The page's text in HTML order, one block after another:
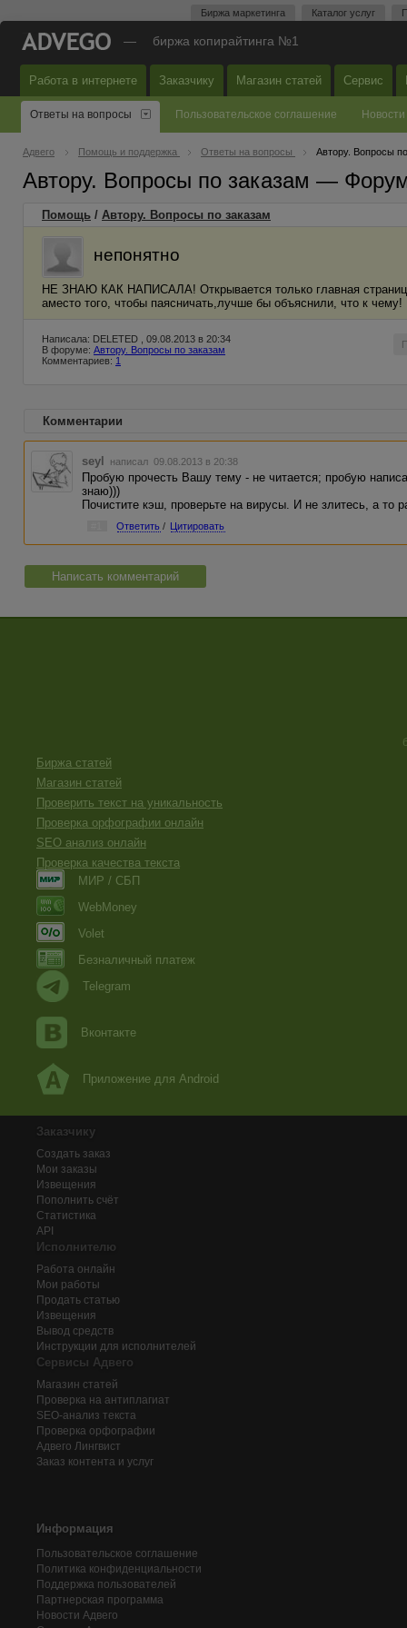
Биржа маркетинга Каталог услуг
— биржа копирайтинга №1
Работа в интернете Заказчику Магазин статей Сервис
Ответы на вопросы Пользовательское соглашение Новости
Адвего Помощь и поддержка Ответы на вопросы Автору. Вопросы
Автору. Вопросы по заказам —
Помощь / Автору. Вопросы по заказам
непонятно
НЕ ЗНАЮ КАК НАПИСАЛА! Открывается только главная
аместо того, чтобы паясничать,лучше бы объяснили, что к чему!
Написала: DELETED , 09.08.2013 в 20:34
В форуме: Автору. Вопросы по заказам
Комментариев: 1
Комментарии
seyl написал 09.08.2013 в 20:38
Пробую прочесть Вашу тему - не читается; пробую
знаю)))
Почистите кэш, проверьте на вирусы. И не злитесь, а то
Ответить / Цитировать
Написать комментарий
Биржа статей
Магазин статей
Проверить текст на уникальность
Проверка орфографии онлайн
SEO анализ онлайн
Проверка качества текста
МИР / СБП
WebMoney
Volet
Безналичный платеж
Telegram
Вконтакте
Приложение для Android
Заказчику
Создать заказ
Мои заказы
Извещения
Пополнить счёт
Статистика
API
Исполнителю
Работа онлайн
Мои работы
Продать статью
Извещения
Вывод средств
Инструкции для исполнителей
Сервисы Адвего
Магазин статей
Проверка на антиплагиат
SEO-анализ текста
Проверка орфографии
Адвего Лингвист
Заказ контента и услуг
Информация
Пользовательское соглашение
Политика конфиденциальности
Поддержка пользователей
Партнерская программа
Новости Адвего